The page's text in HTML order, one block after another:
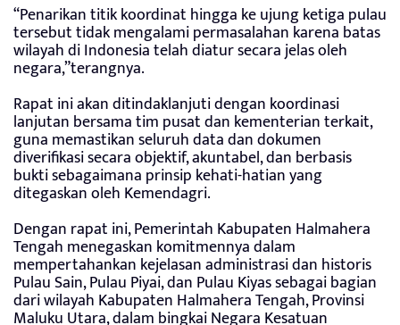
“Penarikan titik koordinat hingga ke ujung ketiga pulau
tersebut tidak mengalami permasalahan karena batas
wilayah di Indonesia telah diatur secara jelas oleh
negara,”terangnya.
Rapat ini akan ditindaklanjuti dengan koordinasi
lanjutan bersama tim pusat dan kementerian terkait,
guna memastikan seluruh data dan dokumen
diverifikasi secara objektif, akuntabel, dan berbasis
bukti sebagaimana prinsip kehati-hatian yang
ditegaskan oleh Kemendagri.
Dengan rapat ini, Pemerintah Kabupaten Halmahera
Tengah menegaskan komitmennya dalam
mempertahankan kejelasan administrasi dan historis
Pulau Sain, Pulau Piyai, dan Pulau Kiyas sebagai bagian
dari wilayah Kabupaten Halmahera Tengah, Provinsi
Maluku Utara, dalam bingkai Negara Kesatuan